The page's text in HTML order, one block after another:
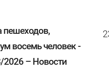
пешеходов,
восемь человек -
2026 – Новости